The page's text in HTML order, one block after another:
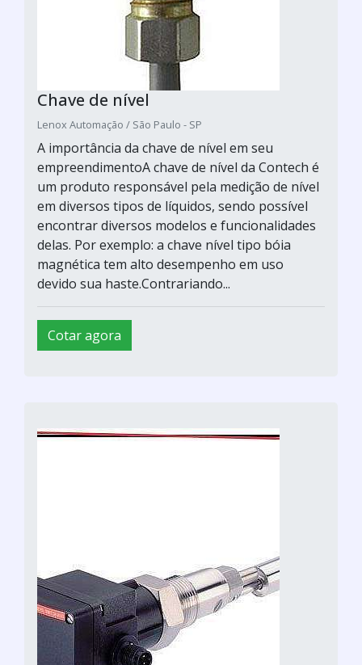
Chave de nível
Lenox Automação / São Paulo - SP
A importância da chave de nível em seu
empreendimentoA chave de nível da Contech é
um produto responsável pela medição de nível
em diversos tipos de líquidos, sendo possível
encontrar diversos modelos e funcionalidades
delas. Por exemplo: a chave nível tipo bóia
magnética tem alto desempenho em uso
devido sua haste.Contrariando...
Cotar agora